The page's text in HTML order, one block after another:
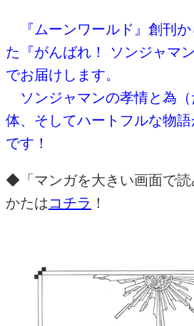
『ムーンワールド』創刊か
た『がんばれ！ ソンジャマ
でお届けします。
ソンジャマンの孝情と為（
体、そしてハートフルな物
です！
◆「マンガを大きい画面で読
かたは コチラ ！